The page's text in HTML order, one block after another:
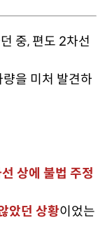
중, 편도 2차선
을 미처 발견하
상에 불법 주정
았던 상황이었는